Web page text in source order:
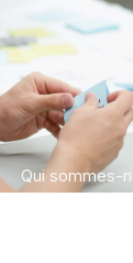
Qui sommes-